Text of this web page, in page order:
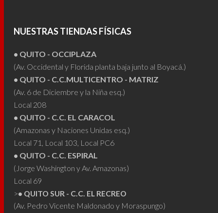
pueden
la
página
producto
NUESTRAS TIENDAS FÍSICAS
• QUITO - OCCIPLAZA
(Av. Occidental y Florida planta baja junto al Boyacá.)
• QUITO - C.C.MULTICENTRO - MATRIZ
(Av. 6 de Diciembre y la Niña esq.)
Local 208
• QUITO - C.C. EL CARACOL
(Amazonas y Naciones Unidas esq.)
Local 71, Local 103, Local PC6
• QUITO - C.C. ESPIRAL
(Jorge Washington y Av. Amazonas)
Local 69
>• QUITO SUR - C.C. EL RECREO
(Av. Pedro Vicente Maldonado y Moraspungo)